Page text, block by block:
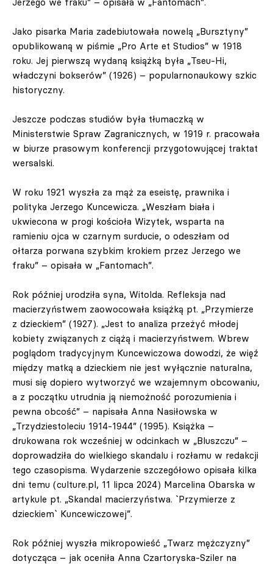
Jako pisarka Maria zadebiutowała nowelą „Bursztyny”
opublikowaną w piśmie „Pro Arte et Studios” w 1918
roku. Jej pierwszą wydaną książką była „Tseu-Hi,
władczyni bokserów” (1926) – popularnonaukowy szkic
historyczny.
Jeszcze podczas studiów była tłumaczką w
Ministerstwie Spraw Zagranicznych, w 1919 r. pracowała
w biurze prasowym konferencji przygotowującej traktat
wersalski.
W roku 1921 wyszła za mąż za eseistę, prawnika i
polityka Jerzego Kuncewicza. „Weszłam biała i
ukwiecona w progi kościoła Wizytek, wsparta na
ramieniu ojca w czarnym surducie, o odeszłam od
ołtarza porwana szybkim krokiem przez Jerzego we
fraku” – opisała w „Fantomach”.
Rok później urodziła syna, Witolda. Refleksja nad
macierzyństwem zaowocowała książką pt. „Przymierze
z dzieckiem” (1927). „Jest to analiza przeżyć młodej
kobiety związanych z ciążą i macierzyństwem. Wbrew
poglądom tradycyjnym Kuncewiczowa dowodzi, że więź
między matką a dzieckiem nie jest wyłącznie naturalna,
musi się dopiero wytworzyć we wzajemnym obcowaniu,
a z początku utrudnia ją niemożność porozumienia i
pewna obcość” – napisała Anna Nasiłowska w
„Trzydziestoleciu 1914-1944” (1995). Książka –
drukowana rok wcześniej w odcinkach w „Bluszczu” –
doprowadziła do wielkiego skandalu i rozłamu w redakcji
tego czasopisma. Wydarzenie szczegółowo opisała kilka
dni temu (culture.pl, 11 lipca 2024) Marcelina Obarska w
artykule pt. „Skandal macierzyństwa. `Przymierze z
dzieckiem` Kuncewiczowej”.
Rok później wyszła mikropowieść „Twarz mężczyzny”
dotycząca – jak oceniła Anna Czartoryska-Sziler na